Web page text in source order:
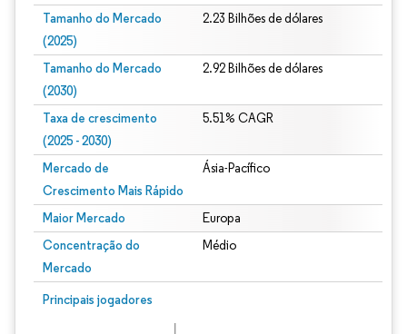
Tamanho do Mercado
(2025)
2.23 Bilhões de dólares
Tamanho do Mercado
(2030)
2.92 Bilhões de dólares
Taxa de crescimento
(2025 - 2030)
5.51% CAGR
Mercado de
Crescimento Mais Rápido
Ásia-Pacífico
Maior Mercado Europa
Concentração do
Mercado
Médio
Principais jogadores
Imagem © Mordor Intelligence. O reuso requer atribuição conforme CC BY 4.0.